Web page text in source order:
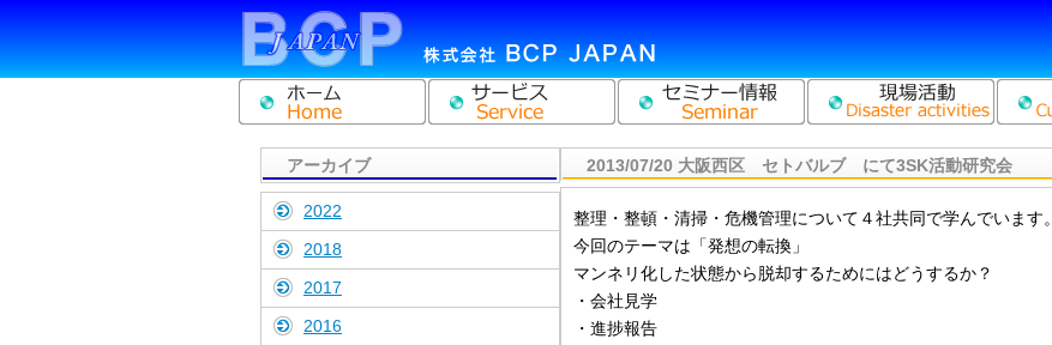
2013/07/20 大阪西区 セトバルブ にて3SK活動研究会
整理・整頓・清掃・危機管理について４社共同で学んでいます。
今回のテーマは「発想の転換」
マンネリ化した状態から脱却するためにはどうするか？
・会社見学
・進捗報告
アーカイブ
2022
2018
2017
2016